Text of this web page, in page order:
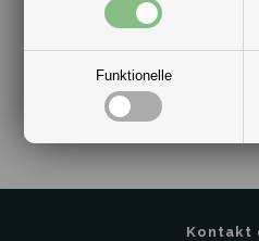
Funktionelle
10181508-249
Kontakt